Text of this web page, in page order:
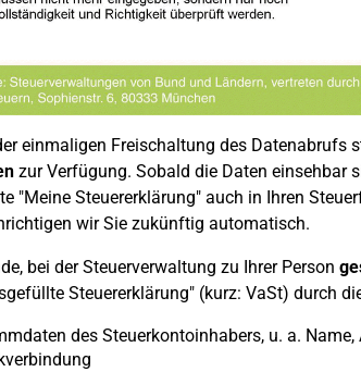
einmaligen Freischaltung des Datenabrufs
zur Verfügung. Sobald die Daten einsehbar
"Meine Steuererklärung" auch in Ihren
wir Sie zukünftig automatisch.
bei der Steuerverwaltung zu Ihrer Person
Steuererklärung" (kurz: VaSt) durch
des Steuerkontoinhabers, u. a.